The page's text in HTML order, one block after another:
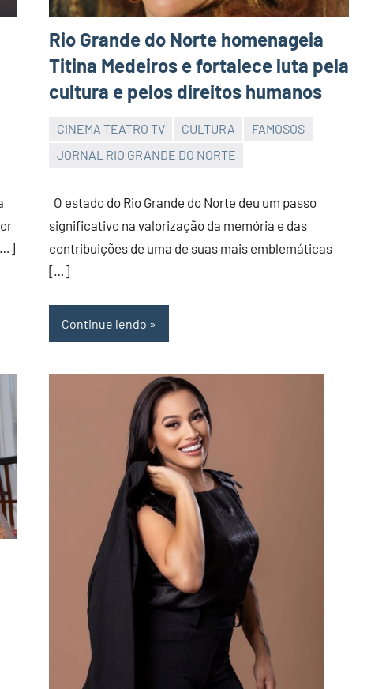
Rio Grande do Norte homenageia
Titina Medeiros e fortalece luta pela
cultura e pelos direitos humanos
CINEMA TEATRO TV CULTURA
FAMOSOS
JORNAL RIO GRANDE DO NORTE
JORNAL
GRANDE
DO
NORTE
O estado do Rio Grande do Norte deu um passo
significativo na valorização da memória e das
contribuições de uma de suas mais emblemáticas
[…]
Continue lendo